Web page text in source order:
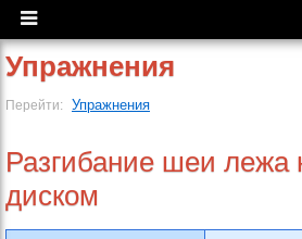
Упражнения
Перейти: Упражнения
Разгибание шеи лежа
диском